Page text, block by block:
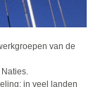
van de
in veel landen